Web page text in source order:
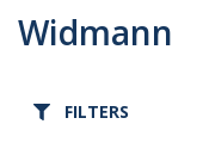
Widmann
FILTERS